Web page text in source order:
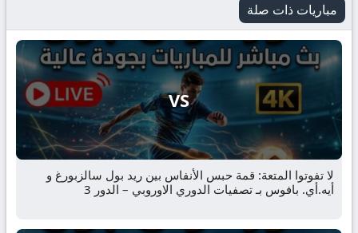
مباريات ذات صلة
VS
لا تفوتوا المتعة: قمة حبس الأنفاس بين ريد بول سالزبورغ و
أيه.أي. بافوس بـ تصفيات الدوري الاوروبي – الدور 3